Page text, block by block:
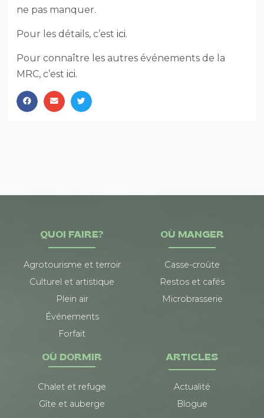
ne pas manquer.
Pour les détails, c’estici.
Pour connaître les autres événements de la
MRC, c’estici.
QUOI FAIRE?
Agrotourisme et terroir
Culturel et artistique
Plein air
Événements
Forfait
OÙ MANGER
Casse-croûte
Restos et cafés
Microbrasserie
OÙ DORMIR
Chalet et refuge
Gîte et auberge
ARTICLES
Actualité
Blogue